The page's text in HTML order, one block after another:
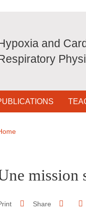
and
Sidebar
mission
Share Share